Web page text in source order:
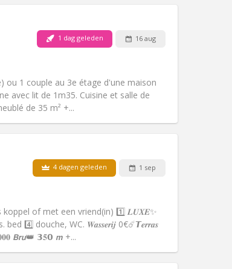
1 dag geleden 16 aug
ou 1 couple au 3e étage d'une maison
avec lit de 1m35. Cuisine et salle de
de 35 m² +...
Andere
Sfeer: Hartelijk, ernstig, rustig
Huisdieren:Toegestaan
4 dagen geleden 1 sep
koppel of met een vriend(in) 1️⃣ 𝑳𝑼𝑿𝑬✨
4️⃣ douche, WC. 𝑾𝒂𝒔𝒔𝒆𝒓𝒊𝒋 0€☄️𝙏𝒆𝒓𝒓𝒂𝒔
𝘽𝙧𝙪👑 𝟯𝟓𝟬 𝙢 +...
Andere
Sfeer:Hartelijk, rustig, ernstig
Huisdieren:Nee